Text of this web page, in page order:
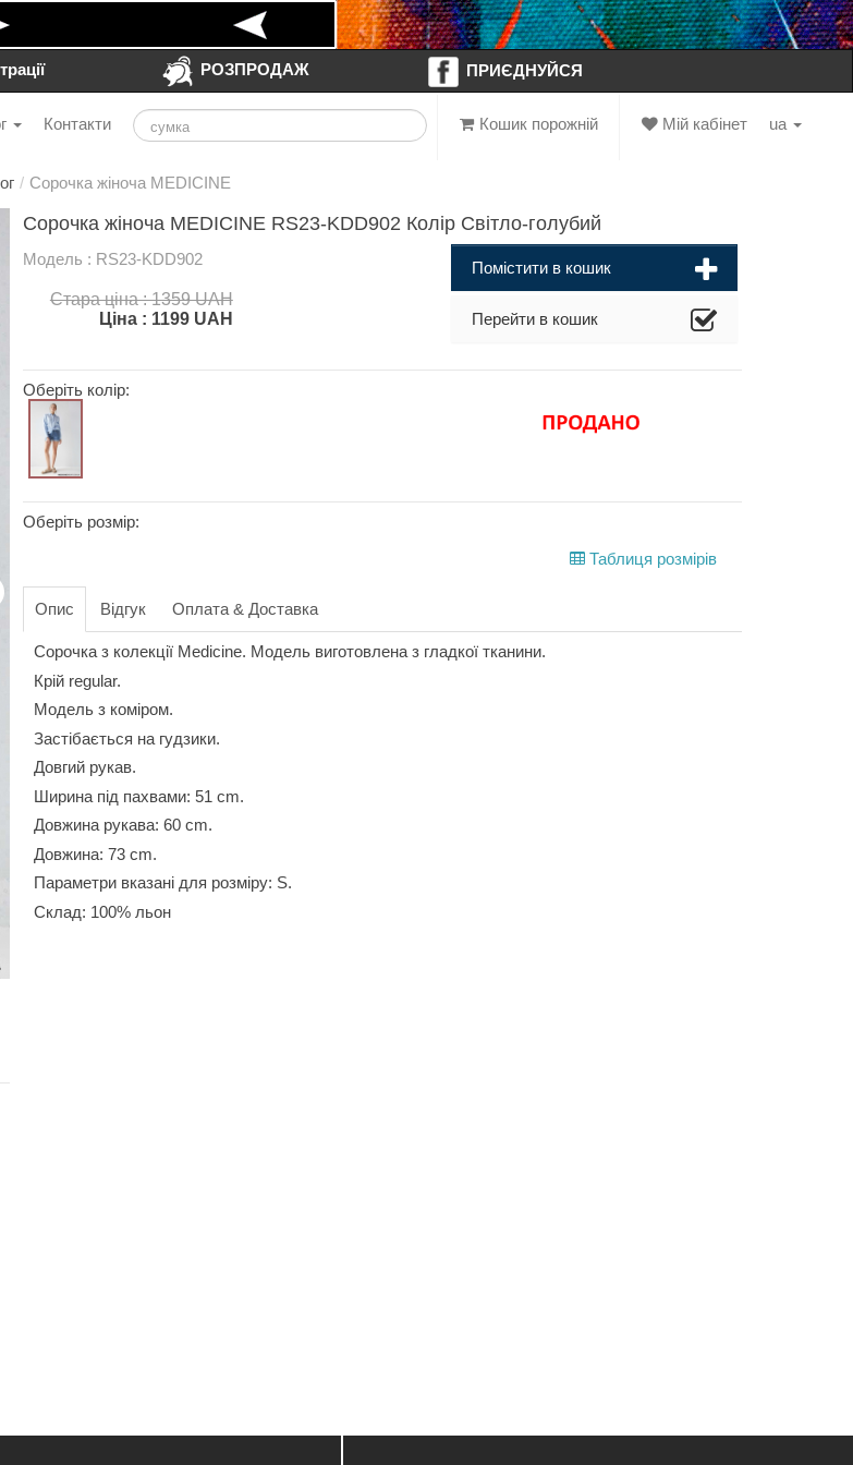
РОЗПРОДАЖ ПРИЄДНУЙСЯ
ua
Мій кабінет
Кошик порожній
Контакти
/ Сорочка жіноча MEDICINE
Сорочка жіноча MEDICINE RS23-KDD902 Колір Світло-голубий
Модель : RS23-KDD902
Стара ціна : 1359 UAH
Ціна : 1199 UAH
Помістити в кошик
Перейти в кошик
Оберіть колір:
Оберіть розмір:
Таблиця розмірів
Опис Відгук Оплата & Доставка
Сорочка з колекції Medicine. Модель виготовлена з гладкої тканини.
Крій regular.
Модель з коміром.
Застібається на гудзики.
Довгий рукав.
Ширина під пахвами: 51 cm.
Довжина рукава: 60 cm.
Довжина: 73 cm.
Параметри вказані для розміру: S.
Склад: 100% льон